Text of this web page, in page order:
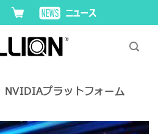
NVIDIAプラットフォーム